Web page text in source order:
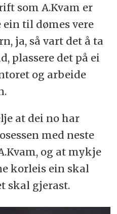
som A.Kvam er
til dømes vere
ja, så vart det å ta
plassere det på ei
og arbeide
at dei no har
med neste
og at mykje
korleis ein skal
skal gjerast.